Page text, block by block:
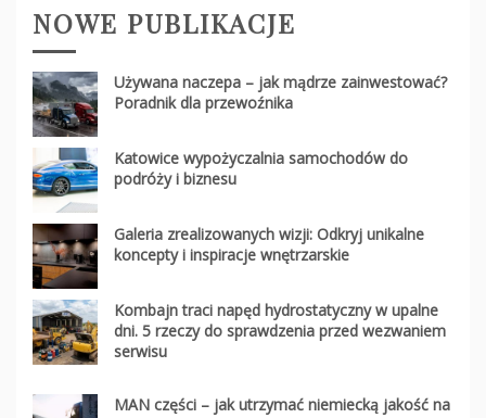
NOWE PUBLIKACJE
Używana naczepa – jak mądrze zainwestować?
Poradnik dla przewoźnika
Katowice wypożyczalnia samochodów do
podróży i biznesu
Galeria zrealizowanych wizji: Odkryj unikalne
koncepty i inspiracje wnętrzarskie
Kombajn traci napęd hydrostatyczny w upalne
dni. 5 rzeczy do sprawdzenia przed wezwaniem
serwisu
MAN części – jak utrzymać niemiecką jakość na